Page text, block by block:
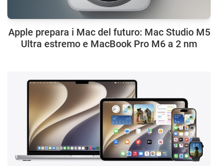
Apple prepara i Mac del futuro: Mac Studio M5
Ultra estremo e MacBook Pro M6 a 2 nm